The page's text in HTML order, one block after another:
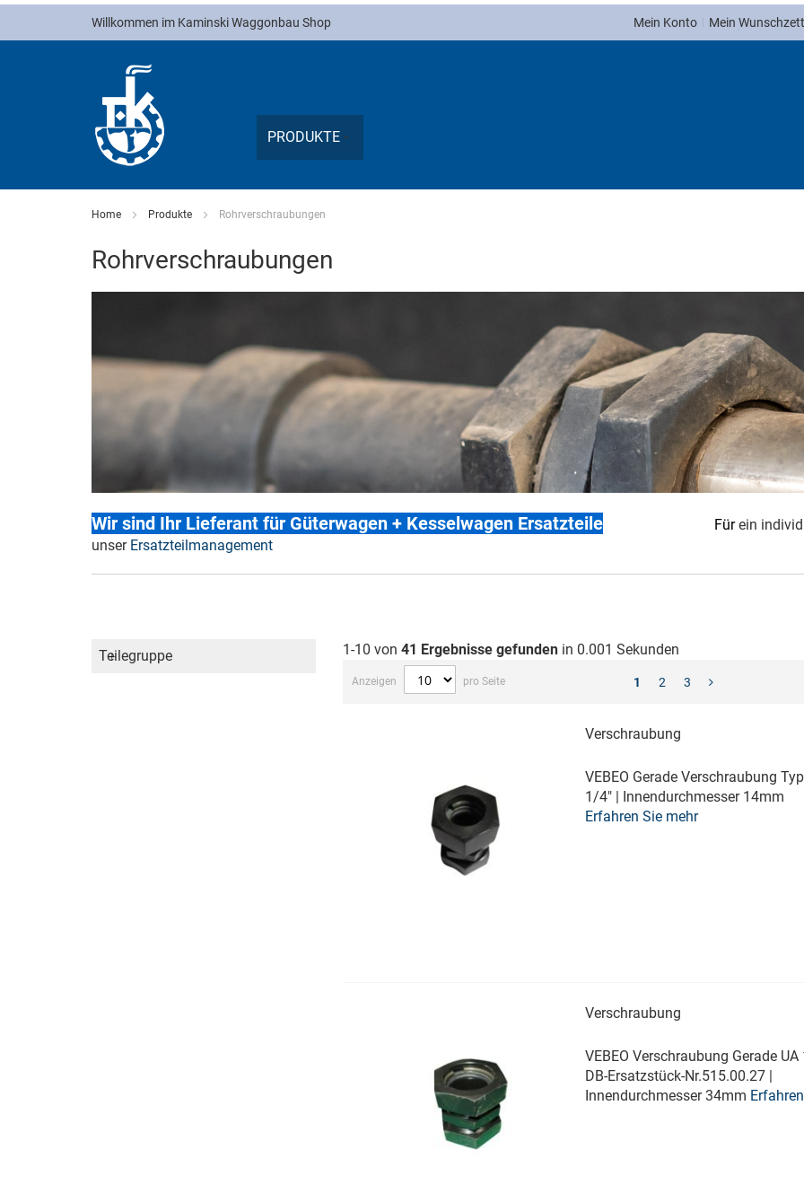
Direkt
Inhalt
Willkommen im Kaminski Waggonbau Shop Mein Konto Mein
PRODUKTE
Home Produkte Rohrverschraubungen
Rohrverschraubungen
Wir sind Ihr Lieferant für Güterwagen + Kesselwagen Ersatzteile Fürein
unser Ersatzteilmanagement
Teilegruppe 1-10 von 41 Ergebnisse gefunden in 0.001 Sekunden
Anzeigen pro Seite 1 2 3
Verschraubung
VEBEO Gerade Verschraubung
1/4" | Innendurchmesser 14mm
Erfahren Sie mehr
Verschraubung
VEBEO Verschraubung Gerade UA
DB-Ersatzstück-Nr.515.00.27 |
Innendurchmesser 34mm